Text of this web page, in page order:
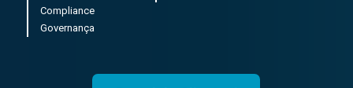
Compliance
Governança